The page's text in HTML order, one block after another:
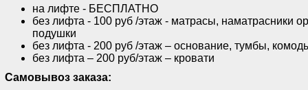
на лифте - БЕСПЛАТНО
без лифта - 100 руб /этаж - матрасы, наматрасники
подушки
без лифта - 200 руб /этаж – основание, тумбы,
без лифта – 200 руб/этаж – кровати
Самовывоз заказа: